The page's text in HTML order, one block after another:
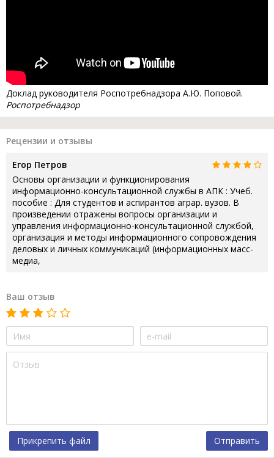
Доклад руководителя Роспотребнадзора А.Ю. Поповой.
Роспотребнадзор
Рецензии и отзывы
Егор Петров
Основы организации и функционирования
информационно-консультационной службы в АПК : Учеб.
пособие : Для студентов и аспирантов аграр. вузов. В
произведении отражены вопросы организации и
управления информационно-консультационной службой,
организация и методы информационного сопровождения
деловых и личных коммуникаций (информационных масс-
медиа,
Ваш отзыв
Прикрепить файл Отправить